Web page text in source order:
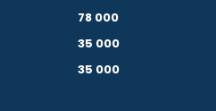
78 000
35 000
35 000